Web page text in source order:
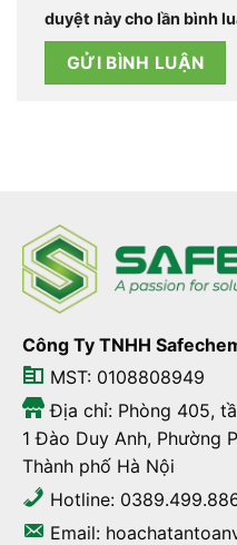
duyệt này cho lần bình
Công Ty TNHH
MST: 0108808949
Địa chỉ: Phòng 405,
1 Đào Duy Anh, Phường
Thành phố Hà Nội
Hotline:
Email: